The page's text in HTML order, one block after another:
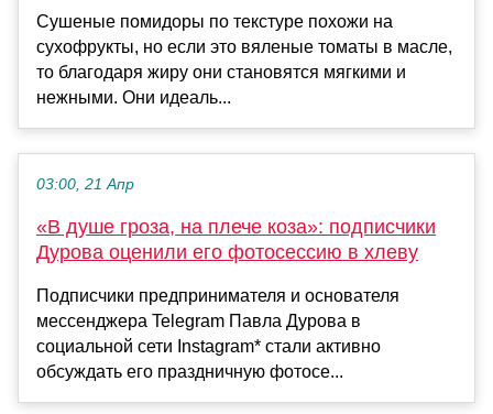
Сушеные помидоры по текстуре похожи на
сухофрукты, но если это вяленые томаты в масле,
то благодаря жиру они становятся мягкими и
нежными. Они идеаль...
03:00, 21 Апр
«В душе гроза, на плече коза»: подписчики
Дурова оценили его фотосессию в хлеву
Подписчики предпринимателя и основателя
мессенджера Telegram Павла Дурова в
социальной сети Instagram* стали активно
обсуждать его праздничную фотосе...